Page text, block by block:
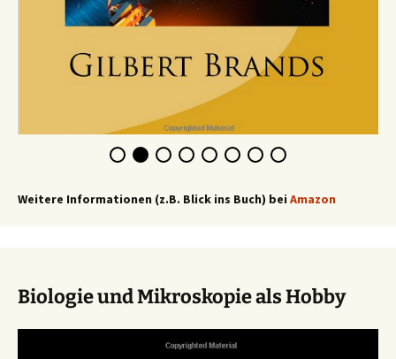
Weitere Informationen (z.B. Blick ins Buch) bei Amazon
Biologie und Mikroskopie als Hobby